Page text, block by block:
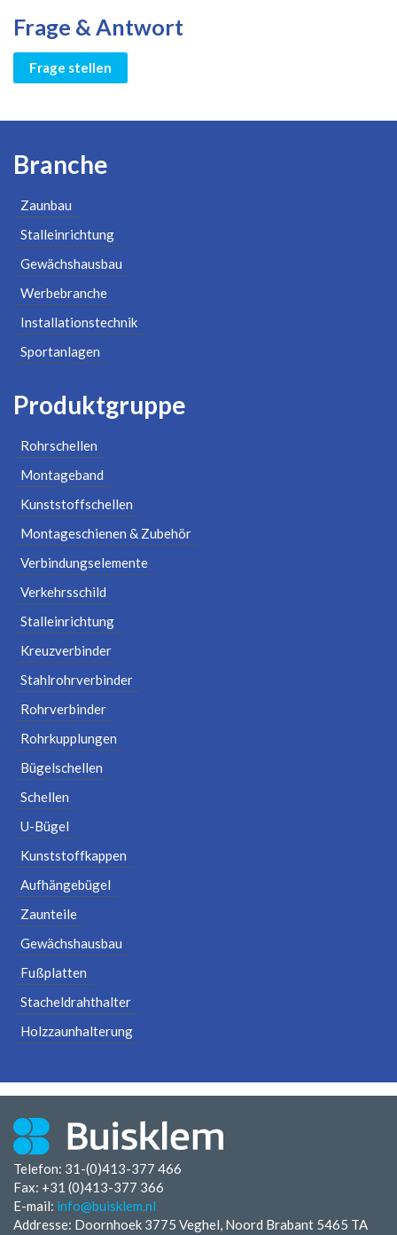
Frage & Antwort
Frage stellen
Branche
Zaunbau
Stalleinrichtung
Gewächshausbau
Werbebranche
Installationstechnik
Sportanlagen
Produktgruppe
Rohrschellen
Montageband
Kunststoffschellen
Montageschienen & Zubehör
Verbindungselemente
Verkehrsschild
Stalleinrichtung
Kreuzverbinder
Stahlrohrverbinder
Rohrverbinder
Rohrkupplungen
Bügelschellen
Schellen
U-Bügel
Kunststoffkappen
Aufhängebügel
Zaunteile
Gewächshausbau
Fußplatten
Stacheldrahthalter
Holzzaunhalterung
Telefon: 31-(0)413-377 466
Fax: +31 (0)413-377 366
E-mail: info@buisklem.nl
Addresse: Doornhoek 3775 Veghel, Noord Brabant 5465 TA